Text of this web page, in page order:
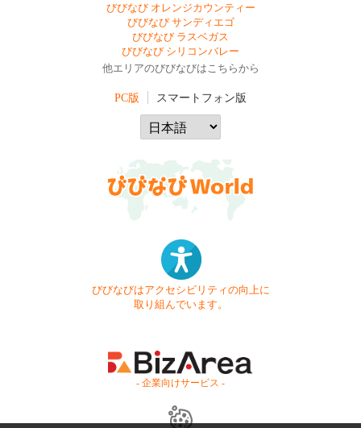
びびなび オレンジカウンティー
びびなび サンディエゴ
びびなび ラスベガス
びびなび シリコンバレー
他エリアのびびなびはこちらから
PC版 スマートフォン版
びびなびはアクセシビリティの向上に
取り組んでいます。
- 企業向けサービス -